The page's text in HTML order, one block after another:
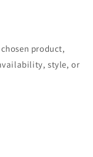
product,
style, or